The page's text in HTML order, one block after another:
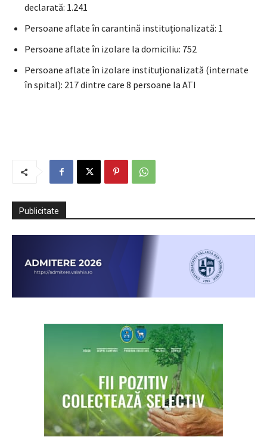
declarată: 1.241
Persoane aflate în carantină instituționalizată: 1
Persoane aflate în izolare la domiciliu: 752
Persoane aflate în izolare instituționalizată (internate
în spital): 217 dintre care 8 persoane la ATI
Publicitate